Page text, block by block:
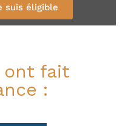
suis éligible
ont fait
: